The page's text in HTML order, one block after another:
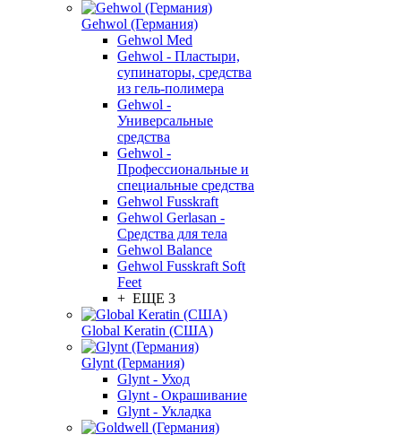
Gehwol (Германия)
Gehwol Med
Gehwol - Пластыри,
супинаторы, средства
из гель-полимера
Gehwol -
Универсальные
средства
Gehwol -
Профессиональные и
специальные средства
Gehwol Fusskraft
Gehwol Gerlasan -
Средства для тела
Gehwol Balance
Gehwol Fusskraft Soft
Feet
+ ЕЩЕ 3
Global Keratin (США)
Glynt (Германия)
Glynt - Уход
Glynt - Окрашивание
Glynt - Укладка